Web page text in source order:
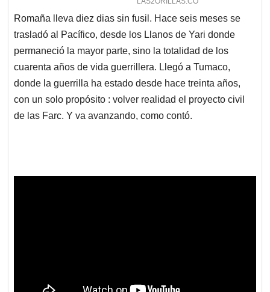
Romaña lleva diez dias sin fusil. Hace seis meses se
trasladó al Pacífico, desde los Llanos de Yari donde
permaneció la mayor parte, sino la totalidad de los
cuarenta años de vida guerrillera. Llegó a Tumaco,
donde la guerrilla ha estado desde hace treinta años,
con un solo propósito : volver realidad el proyecto civil
de las Farc. Y va avanzando, como contó.